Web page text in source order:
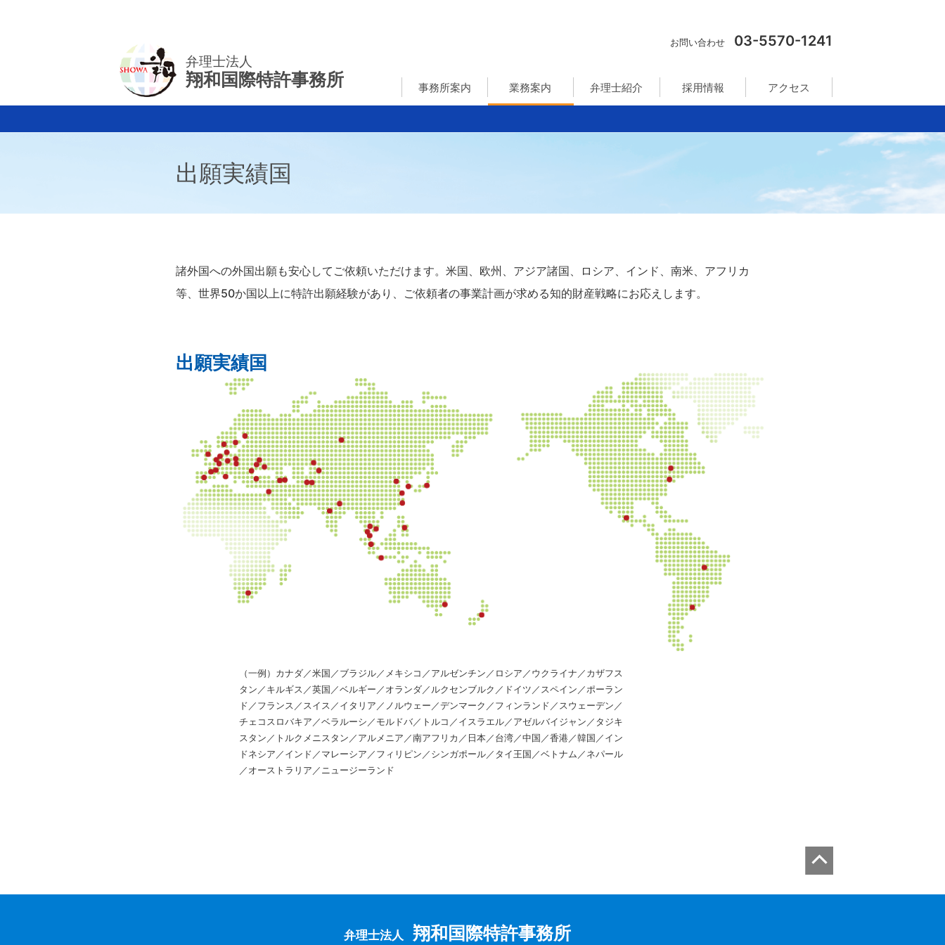
弁理士法人
翔和国際特許事務所
お問い合わせ 03-5570-1241
事務所案内 業務案内 弁理士紹介 採用情報 アクセス
出願実績国
諸外国への外国出願も安心してご依頼いただけます。米国、欧州、アジア諸国、ロシア、インド、南米、アフリカ
等、世界50か国以上に特許出願経験があり、ご依頼者の事業計画が求める知的財産戦略にお応えします。
出願実績国
（一例）カナダ／米国／ブラジル／メキシコ／アルゼンチン／ロシア／ウクライナ／カザフス
タン／キルギス／英国／ベルギー／オランダ／ルクセンブルク／ドイツ／スペイン／ポーラン
ド／フランス／スイス／イタリア／ノルウェー／デンマーク／フィンランド／スウェーデン／
チェコスロバキア／ベラルーシ／モルドバ／トルコ／イスラエル／アゼルバイジャン／タジキ
スタン／トルクメニスタン／アルメニア／南アフリカ／日本／台湾／中国／香港／韓国／イン
ドネシア／インド／マレーシア／フィリピン／シンガポール／タイ王国／ベトナム／ネパール
／オーストラリア／ニュージーランド
弁理士法人 翔和国際特許事務所